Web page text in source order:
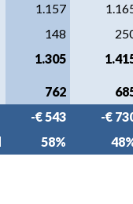
1.157
148
1.305
762
-€ 543
-€
58%